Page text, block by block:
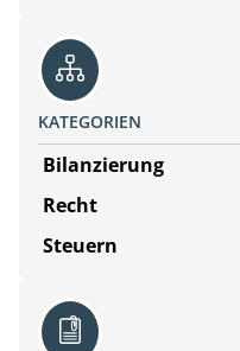
KATEGORIEN
Bilanzierung
Recht
Steuern